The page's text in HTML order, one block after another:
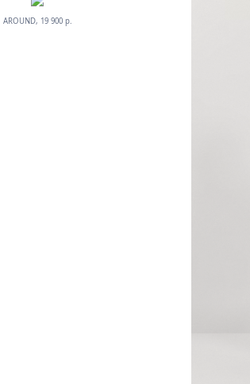
AROUND, 19 900 р.